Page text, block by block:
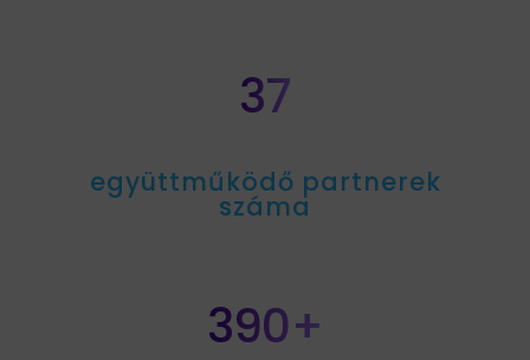
37
együttműködő partnerek
száma
390+